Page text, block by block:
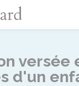
versée
d'un